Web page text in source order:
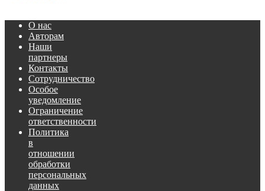
О нас
Авторам
Наши
партнеры
Контакты
Сотрудничество
Особое
уведомление
Ограничение
ответственности
Политика
в
отношении
обработки
персональных
данных